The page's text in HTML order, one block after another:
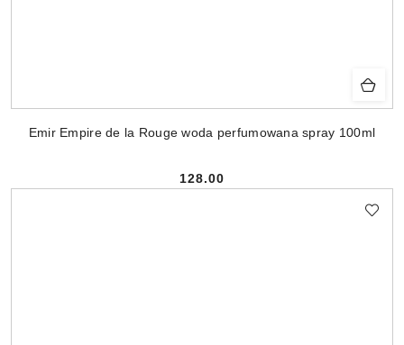
Emir Empire de la Rouge woda perfumowana spray 100ml
Cena:
128.00